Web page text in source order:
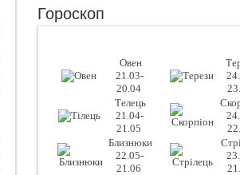
Гороскоп
Овен
21.03-
20.04
Телець
21.04-
21.05
Близнюки
22.05-
21.06